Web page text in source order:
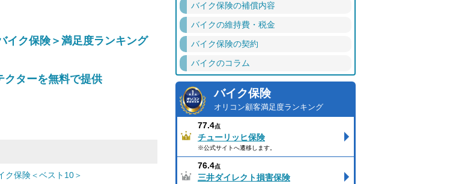
ク保険＞満足度ランキング
ターを無料で提供
ク保険＜ベスト10＞
バイク保険の補償内容
バイクの維持費・税金
バイク保険の契約
バイクのコラム
バイク保険
オリコン顧客満足度ランキング
77.4点
チューリッヒ保険
※公式サイトへ遷移します。
76.4点
三井ダイレクト損害保険